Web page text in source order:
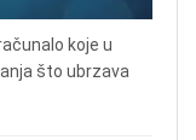
koje u
što ubrzava